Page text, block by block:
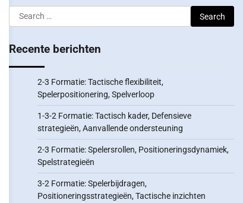
Search
for:
Recente berichten
2-3 Formatie: Tactische flexibiliteit,
Spelerpositionering, Spelverloop
1-3-2 Formatie: Tactisch kader, Defensieve
strategieën, Aanvallende ondersteuning
2-3 Formatie: Spelersrollen, Positioneringsdynamiek,
Spelstrategieën
3-2 Formatie: Spelerbijdragen,
Positioneringsstrategieën, Tactische inzichten